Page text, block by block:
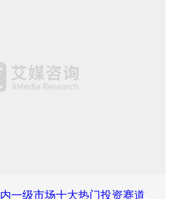
一级市场十大热门投资赛道